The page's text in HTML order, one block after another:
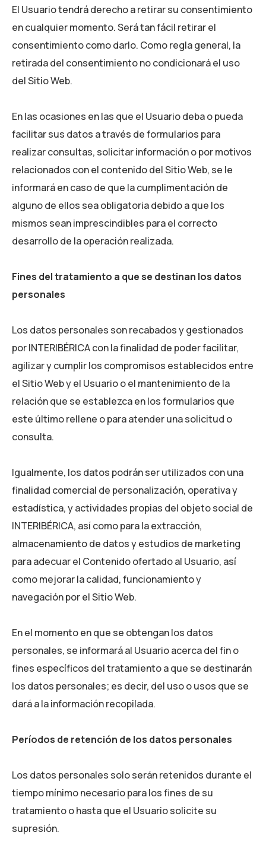
El Usuario tendrá derecho a retirar su consentimiento
en cualquier momento. Será tan fácil retirar el
consentimiento como darlo. Como regla general, la
retirada del consentimiento no condicionará el uso
del Sitio Web.
En las ocasiones en las que el Usuario deba o pueda
facilitar sus datos a través de formularios para
realizar consultas, solicitar información o por motivos
relacionados con el contenido del Sitio Web, se le
informará en caso de que la cumplimentación de
alguno de ellos sea obligatoria debido a que los
mismos sean imprescindibles para el correcto
desarrollo de la operación realizada.
Fines del tratamiento a que se destinan los datos
personales
Los datos personales son recabados y gestionados
porINTERIBÉRICAcon la finalidad de poder facilitar,
agilizar y cumplir los compromisos establecidos entre
el Sitio Web y el Usuario o el mantenimiento de la
relación que se establezca en los formularios que
este último rellene o para atender una solicitud o
consulta.
Igualmente, los datos podrán ser utilizados con una
finalidad comercial de personalización, operativa y
estadística, y actividades propias del objeto social de
INTERIBÉRICA, así como para la extracción,
almacenamiento de datos y estudios de marketing
para adecuar el Contenido ofertado al Usuario, así
como mejorar la calidad, funcionamiento y
navegación por el Sitio Web.
En el momento en que se obtengan los datos
personales, se informará al Usuario acerca del fin o
fines específicos del tratamiento a que se destinarán
los datos personales; es decir, del uso o usos que se
dará a la información recopilada.
Períodos de retención de los datos personales
Los datos personales solo serán retenidos durante el
tiempo mínimo necesario para los fines de su
tratamiento o hasta que el Usuario solicite su
supresión.